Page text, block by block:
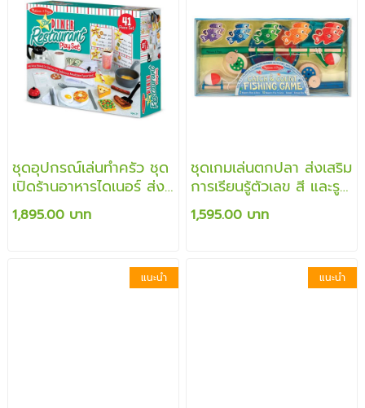
ชุดอุปกรณ์เล่นทำครัว ชุด
เปิดร้านอาหารไดเนอร์ ส่ง
เสริมการเล่นแบบสวม
บทบาท สร้างสรรค์การเล่น
1,895.00 บาท
ชุดเกมเล่นตกปลา ส่งเสริม
การเรียนรู้ตัวเลข สี และรูป
ร่าง
1,595.00 บาท
แนะนำ แนะนำ